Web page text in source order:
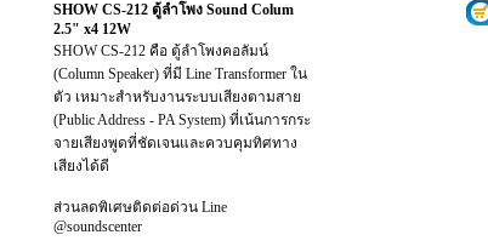
SHOW CS-212 ตู้ลำโพง Sound Colum
2.5" x4 12W
SHOW CS-212 คือ ตู้ลำโพงคอลัมน์
(Column Speaker) ที่มี Line Transformer ใน
ตัว เหมาะสำหรับงานระบบเสียงตามสาย
(Public Address - PA System) ที่เน้นการกระ
จายเสียงพูดที่ชัดเจนและควบคุมทิศทาง
เสียงได้ดี
ส่วนลดพิเศษติดต่อด่วน Line
@soundscenter